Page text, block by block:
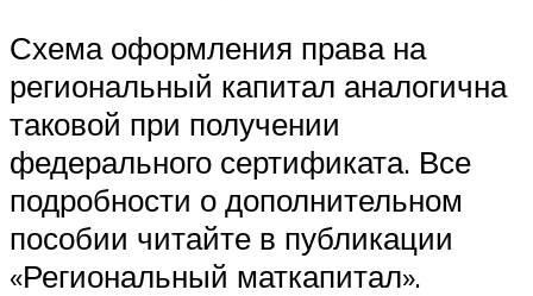
Схема оформления права на
региональный капитал аналогична
таковой при получении
федерального сертификата. Все
подробности о дополнительном
пособии читайте в публикации
«Региональный маткапитал».